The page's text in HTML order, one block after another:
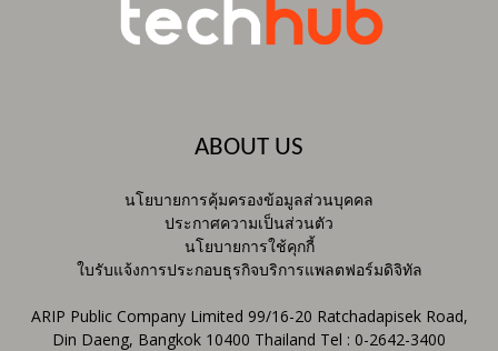
ABOUT US
นโยบายการคุ้มครองข้อมูลส่วนบุคคล
ประกาศความเป็นส่วนตัว
นโยบายการใช้คุกกี้
ใบรับแจ้งการประกอบธุรกิจบริการแพลตฟอร์มดิจิทัล
ARIP Public Company Limited 99/16-20 Ratchadapisek Road,
Din Daeng, Bangkok 10400 Thailand Tel : 0-2642-3400